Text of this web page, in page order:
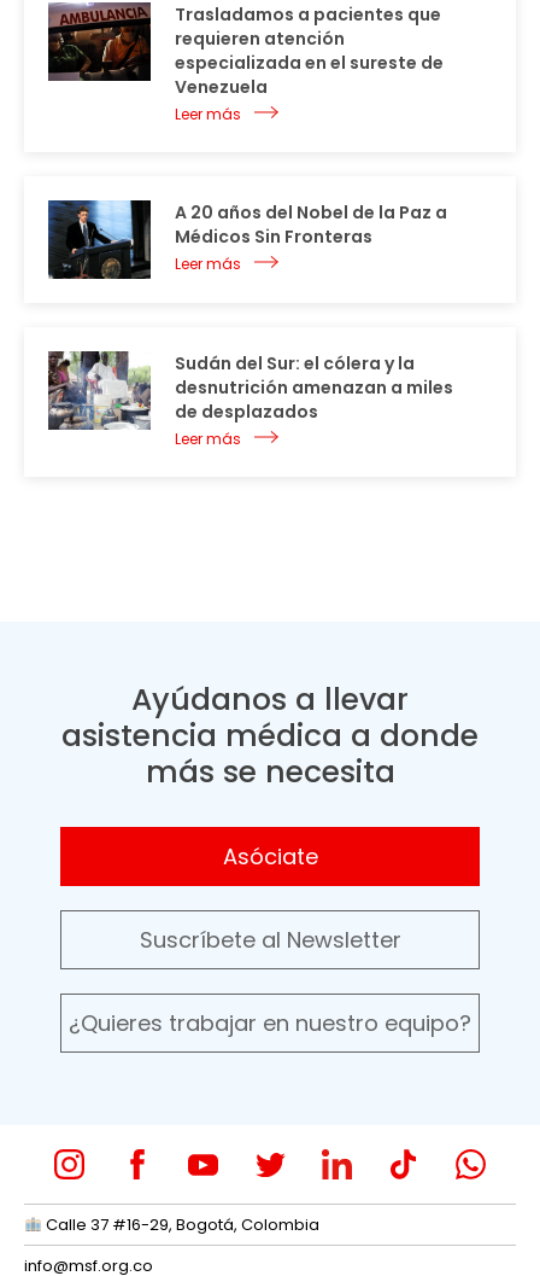
Trasladamos a pacientes que
requieren atención
especializada en el sureste de
Venezuela
Leer más
A 20 años del Nobel de la Paz a
Médicos Sin Fronteras
Leer más
Sudán del Sur: el cólera y la
desnutrición amenazan a miles
de desplazados
Leer más
Ayúdanos a llevar
asistencia médica a donde
más se necesita
Asóciate
Suscríbete al Newsletter
¿Quieres trabajar en nuestro equipo?
Calle 37 #16-29, Bogotá, Colombia
info@msf.org.co